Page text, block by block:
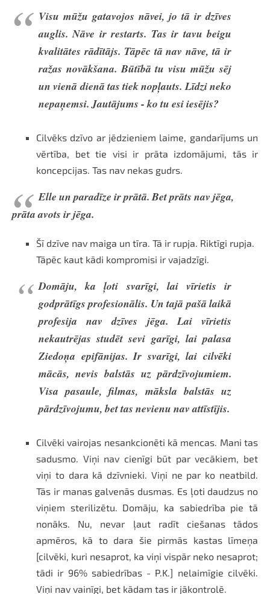
Visu mūžu gatavojos nāvei, jo tā ir dzīves
auglis. Nāve ir restarts. Tas ir tavu beigu
kvalitātes rādītājs. Tāpēc tā nav nāve, tā ir
ražas novākšana. Būtībā tu visu mūžu sēj
un vienā dienā tas tiek nopļauts. Līdzi neko
nepaņemsi. Jautājums - ko tu esi iesējis?
Cilvēks dzīvo ar jēdzieniem laime, gandarījums un
vērtība, bet tie visi ir prāta izdomājumi, tās ir
koncepcijas. Tas nav nekas gudrs.
Elle un paradīze ir prātā. Bet prāts nav jēga,
prāta avots ir jēga.
Šī dzīve nav maiga un tīra. Tā ir rupja. Riktīgi rupja.
Tāpēc kaut kādi kompromisi ir vajadzīgi.
Domāju, ka ļoti svarīgi, lai vīrietis ir
godprātīgs profesionālis. Un tajā pašā laikā
profesija nav dzīves jēga. Lai vīrietis
nekautrējas studēt sevi garīgi, lai palasa
Ziedoņa epifānijas. Ir svarīgi, lai cilvēki
mācās, nevis balstās uz pārdzīvojumiem.
Visa pasaule, filmas, māksla balstās uz
pārdzīvojumu, bet tas nevienu nav attīstījis.
Cilvēki vairojas nesankcionēti kā mencas. Mani tas
sadusmo. Viņi nav cienīgi būt par vecākiem, bet
viņi to dara kā dzīvnieki. Viņi ne par ko neatbild.
Tās ir manas galvenās dusmas. Es ļoti daudzus no
viņiem sterilizētu. Domāju, ka sabiedrība pie tā
nonāks. Nu, nevar ļaut radīt ciešanas tādos
apmēros, kā to dara šie pirmās kastas līmeņa
[cilvēki, kuri nesaprot, ka viņi vispār neko nesaprot;
tādi ir 96% sabiedrības - P.K.] nelaimīgie cilvēki.
Viņi nav vainīgi, bet kādam tas ir jākontrolē.